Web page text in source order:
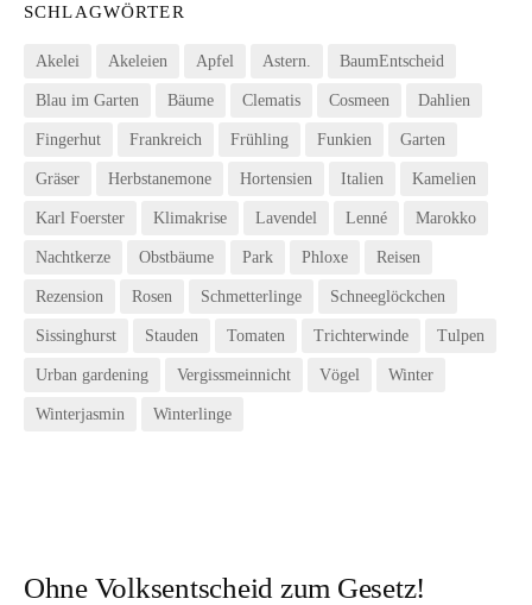
SCHLAGWÖRTER
Akelei Akeleien Apfel Astern. BaumEntscheid
Blau im Garten Bäume Clematis Cosmeen Dahlien
Fingerhut Frankreich Frühling Funkien Garten
Gräser Herbstanemone Hortensien Italien Kamelien
Karl Foerster Klimakrise Lavendel Lenné Marokko
Nachtkerze Obstbäume Park Phloxe Reisen
Rezension Rosen Schmetterlinge Schneeglöckchen
Sissinghurst Stauden Tomaten Trichterwinde Tulpen
Urban gardening Vergissmeinnicht Vögel Winter
Winterjasmin Winterlinge
Ohne Volksentscheid zum Gesetz!